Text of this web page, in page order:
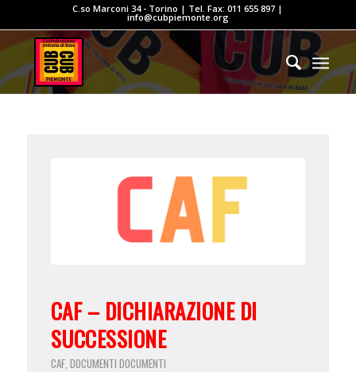
C.so Marconi 34 - Torino | Tel. Fax: 011 655 897 |
info@cubpiemonte.org
CAF – DICHIARAZIONE DI
SUCCESSIONE
CAF, DOCUMENTI DOCUMENTI